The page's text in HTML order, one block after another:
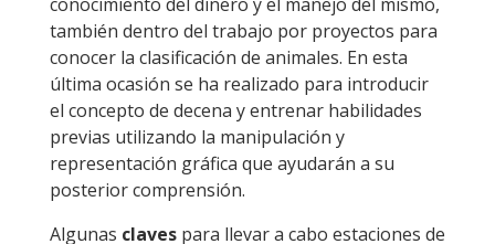
conocimiento del dinero y el manejo del mismo,
también dentro del trabajo por proyectos para
conocer la clasificación de animales. En esta
última ocasión se ha realizado para introducir
el concepto de decena y entrenar habilidades
previas utilizando la manipulación y
representación gráfica que ayudarán a su
posterior comprensión.
Algunas clavespara llevar a cabo estaciones de